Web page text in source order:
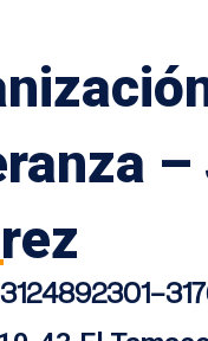
3124892301–